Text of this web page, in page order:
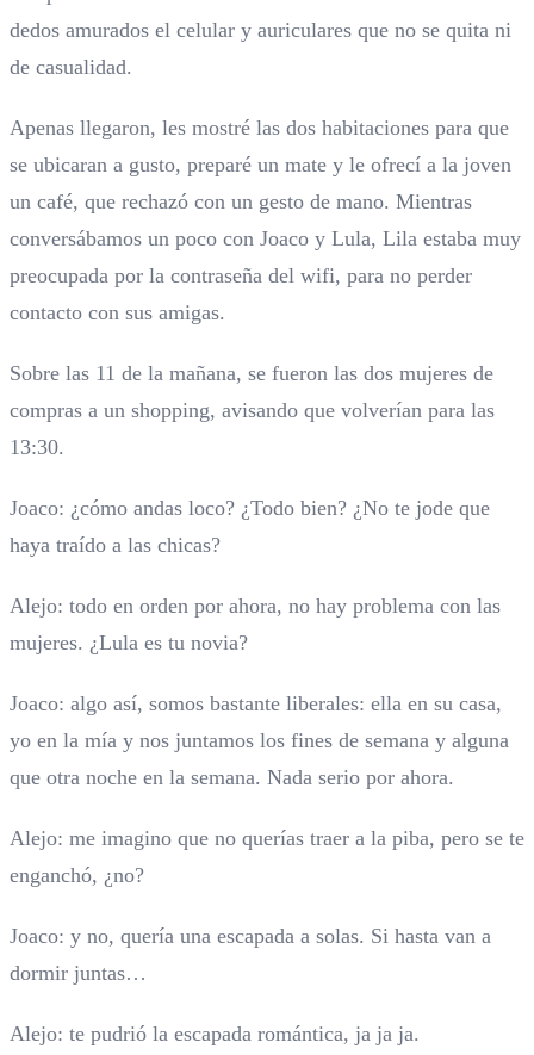
dedos amurados el celular y auriculares que no se quita ni
de casualidad.
Apenas llegaron, les mostré las dos habitaciones para que
se ubicaran a gusto, preparé un mate y le ofrecí a la joven
un café, que rechazó con un gesto de mano. Mientras
conversábamos un poco con Joaco y Lula, Lila estaba muy
preocupada por la contraseña del wifi, para no perder
contacto con sus amigas.
Sobre las 11 de la mañana, se fueron las dos mujeres de
compras a un shopping, avisando que volverían para las
13:30.
Joaco: ¿cómo andas loco? ¿Todo bien? ¿No te jode que
haya traído a las chicas?
Alejo: todo en orden por ahora, no hay problema con las
mujeres. ¿Lula es tu novia?
Joaco: algo así, somos bastante liberales: ella en su casa,
yo en la mía y nos juntamos los fines de semana y alguna
que otra noche en la semana. Nada serio por ahora.
Alejo: me imagino que no querías traer a la piba, pero se te
enganchó, ¿no?
Joaco: y no, quería una escapada a solas. Si hasta van a
dormir juntas…
Alejo: te pudrió la escapada romántica, ja ja ja.